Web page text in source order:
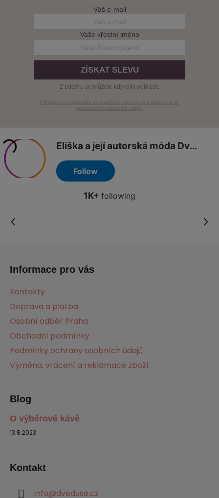
Váš e-mail
Vaše křestní jméno
ZÍSKAT SLEVU
Z odběru se můžete kdykoliv odhlásit.
Přihlášením souhlasíte se zasíláním obchodních sdělení a se
zpracováním osobních údajů.
Informace pro vás
Kontakty
Doprava a platba
Osobní odběr Praha
Obchodní podmínky
Podmínky ochrany osobních údajů
Výměna, vrácení a reklamace zboží
Blog
O výběrové kávě
13.8.2023
Kontakt
info@dveduse.cz